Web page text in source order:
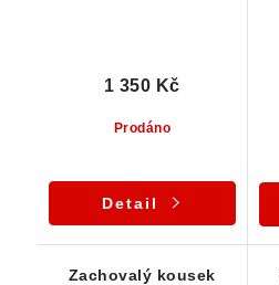
Prodáno
1 350 Kč
Detail
Zachovalý kousek